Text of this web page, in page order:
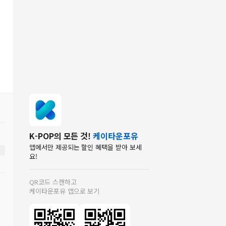
K-POP의 모든 것! 케이타운포유
앱에서만 제공되는 할인 혜택을 받아 보세
요!
QR코드 스캔하고
케이타운포유 앱으로 보기